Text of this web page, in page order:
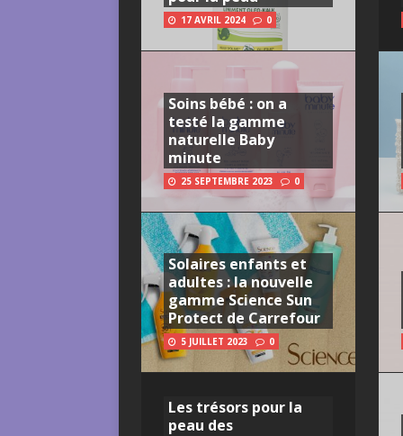
17 AVRIL 2024 0
Soins bébé : on a
testé la gamme
naturelle Baby
minute
25 SEPTEMBRE 2023 0
Solaires enfants et
adultes : la nouvelle
gamme Science Sun
Protect de Carrefour
5 JUILLET 2023 0
Les trésors pour la
peau des